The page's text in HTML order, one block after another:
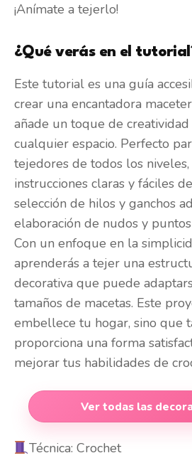
¡Anímate a tejerlo!
¿Qué verás en el
Este tutorial es una guía
crear una encantadora
añade un toque de
cualquier espacio. Perfecto
tejedores de todos los
instrucciones claras y fáciles
selección de hilos y ganchos
elaboración de nudos y
Con un enfoque en la
aprenderás a tejer una
decorativa que puede
tamaños de macetas. Este
embellece tu hogar, sino que
proporciona una forma
mejorar tus habilidades de
Ver todas las
Técnica: Crochet